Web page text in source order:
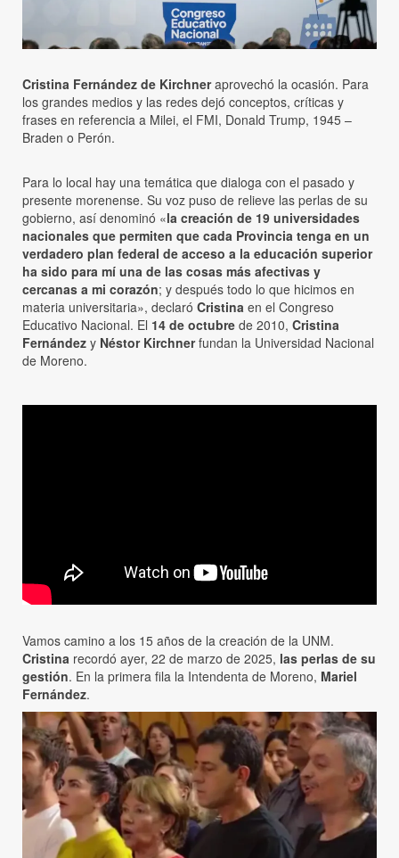
Cristina Fernández de Kirchneraprovechó la ocasión. Para
los grandes medios y las redes dejó conceptos, críticas y
frases en referencia a Milei, el FMI, Donald Trump, 1945 –
Braden o Perón.
Para lo local hay una temática que dialoga con el pasado y
presente morenense. Su voz puso de relieve las perlas de su
gobierno, así denominó «la creación de 19 universidades
nacionales que permiten que cada Provincia tenga en un
verdadero plan federal de acceso a la educación superior
ha sido para mí una de las cosas más afectivas y
cercanas a mi corazón; y después todo lo que hicimos en
materia universitaria», declaró Cristina en el Congreso
Educativo Nacional. El 14 de octubre de 2010, Cristina
Fernández y Néstor Kirchnerfundan la Universidad Nacional
de Moreno.
Vamos camino a los 15 años de la creación de la UNM.
Cristina recordó ayer, 22 de marzo de 2025, las perlas de su
gestión. En la primera fila la Intendenta de Moreno, Mariel
Fernández.